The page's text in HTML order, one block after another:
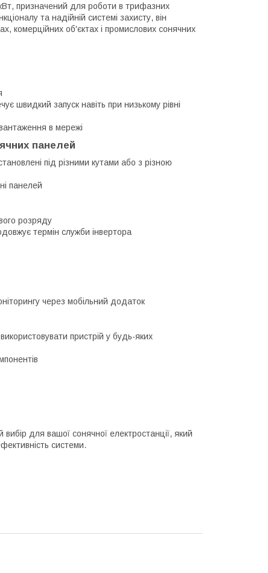
призначений для роботи в трифазних
та надійній системі захисту, він
комерційних об'єктах і промислових сонячних
швидкий запуск навіть при низькому рівні
в мережі
панелей
під різними кутами або з різною
панелей
розряду
термін служби інвертора
через мобільний додаток
пристрій у будь-яких
для вашої сонячної електростанції, який
системи.